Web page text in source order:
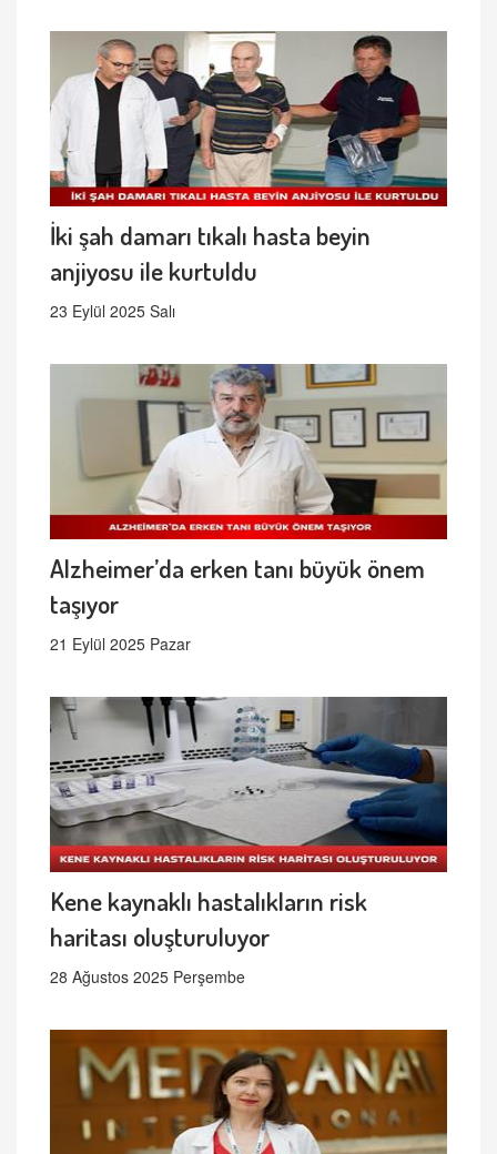
İki şah damarı tıkalı hasta beyin
anjiyosu ile kurtuldu
23 Eylül 2025 Salı
Alzheimer’da erken tanı büyük önem
taşıyor
21 Eylül 2025 Pazar
Kene kaynaklı hastalıkların risk
haritası oluşturuluyor
28 Ağustos 2025 Perşembe